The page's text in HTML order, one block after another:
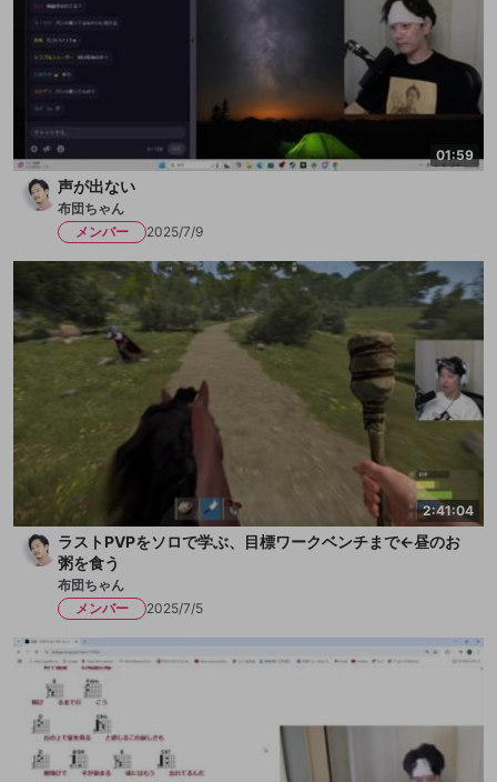
01:59
声が出ない
布団ちゃん
メンバー
2025/7/9
2:41:04
ラストPVPをソロで学ぶ、目標ワークベンチまで←昼のお
粥を食う
布団ちゃん
メンバー
2025/7/5